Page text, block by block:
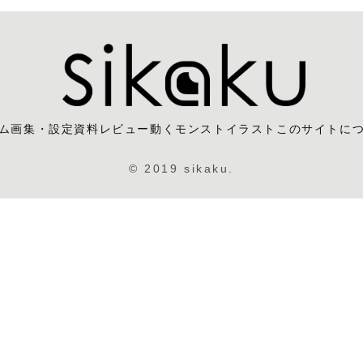
画集・設定資料レビュー動くモンストイラスト このサイトに
© 2019 sikaku.